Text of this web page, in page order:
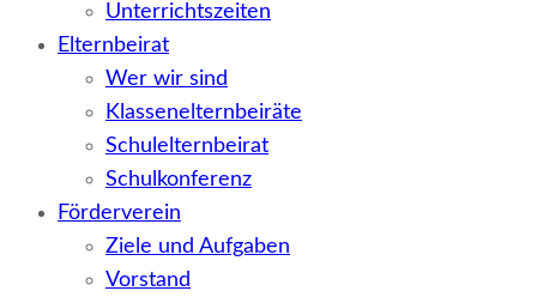
Unterrichtszeiten
Elternbeirat
Wer wir sind
Klassenelternbeiräte
Schulelternbeirat
Schulkonferenz
Förderverein
Ziele und Aufgaben
Vorstand